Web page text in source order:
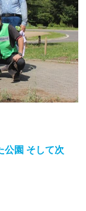
公園 そして次